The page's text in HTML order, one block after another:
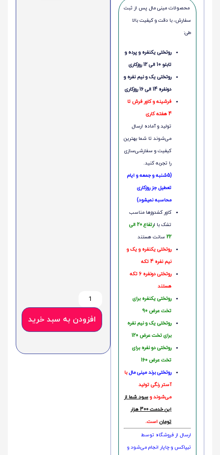
محصولات مینی‌ مال پس از ثبت
سفارش، با دقت و کیفیت بالا
طی:
روتختی یکنفره و پرده و
تابلو 10 الی 12 روزکاری
روتختی یک و نیم نفره و
دونفره 14 الی 16 روزکاری
فرشینه و کاور فرش تا
4 هفته کاری
تولید و آماده ارسال
می‌شوند تا شما بهترین
کیفیت و سفارشی‌سازی
را تجربه کنید.
(5شنبه و جمعه و ایام
تعطیل جز روزکاری
محاسبه نمیشود)
کاور کشدوزها مناسب
تشک با ا
رتفاع 20 الی
22 سانت هستند
روتختی یکنفره و یک و
نیم نفره 4 تکه
روتختی دونفره 6 تکه
هستند
روتختی یکنفره برای
تخت عرض 90
روتختی یک و نیم نفره
برای تخت عرض 120
روتختی دو نفره برای
تخت عرض 160
روتختی‌ برند مینی مالبا
آستر رنگی تولید
می‌شوند و سود شما از
این خدمت 300 هزار
تومان است.
ارسال از فروشگاه توسط
تیپاکس و چاپار انجام می‌شود و
افزودن به سبد خرید